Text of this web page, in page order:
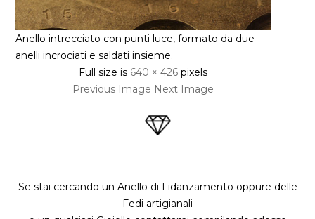
Anello intrecciato con punti luce, formato da due
anelli incrociati e saldati insieme.
Full size is 640 × 426 pixels
Previous Image Next Image
Se stai cercando un Anello di Fidanzamento oppure delle
Fedi artigianali